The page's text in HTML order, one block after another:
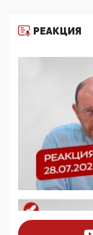
11:53, 09 Июня 2026
деятельность
повестку в
09:43, 01 Июня 2026
5G за счет
отобрать у
защищать
05:58, 26 Мая 2026
Роскомнадзор
07:39, 25 Мая 2026
ценностей:
РЕАКЦИЯ